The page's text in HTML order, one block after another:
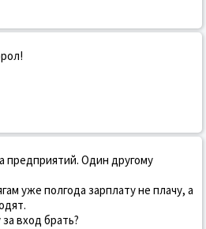
предприятий. Один другому
уже полгода зарплату не плачу, а
вход брать?